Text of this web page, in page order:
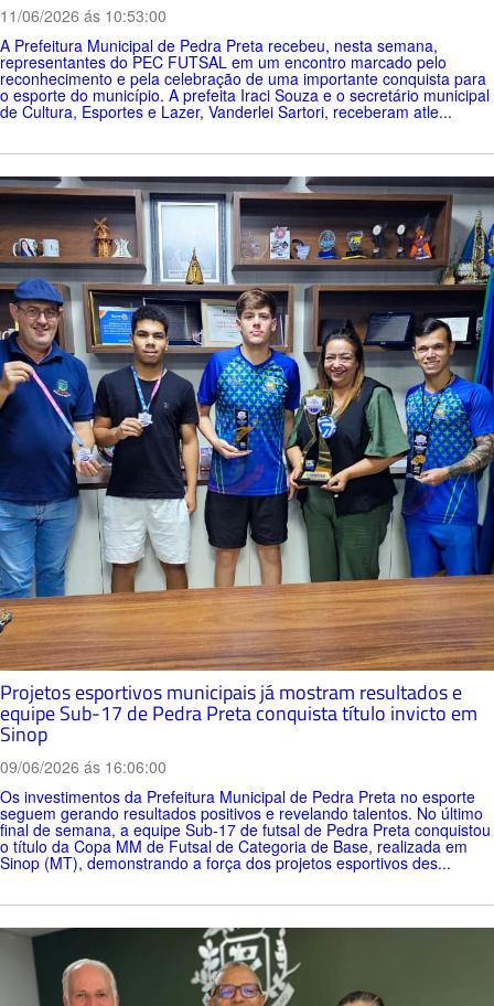
11/06/2026 ás 10:53:00
A Prefeitura Municipal de Pedra Preta recebeu, nesta semana,
representantes do PEC FUTSAL em um encontro marcado pelo
reconhecimento e pela celebração de uma importante conquista para
o esporte do município. A prefeita Iraci Souza e o secretário municipal
de Cultura, Esportes e Lazer, Vanderlei Sartori, receberam atle...
Projetos esportivos municipais já mostram resultados e
equipe Sub-17 de Pedra Preta conquista título invicto em
Sinop
09/06/2026 ás 16:06:00
Os investimentos da Prefeitura Municipal de Pedra Preta no esporte
seguem gerando resultados positivos e revelando talentos. No último
final de semana, a equipe Sub-17 de futsal de Pedra Preta conquistou
o título da Copa MM de Futsal de Categoria de Base, realizada em
Sinop (MT), demonstrando a força dos projetos esportivos des...